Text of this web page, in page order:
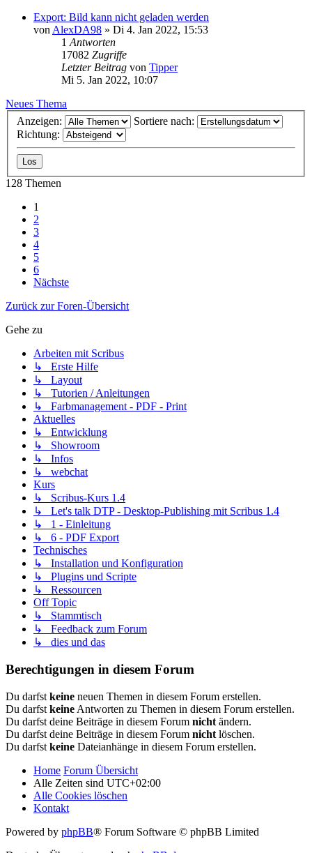
Export: Bild kann nicht geladen werden
von AlexDA98 » Di 4. Jan 2022, 15:53
1 Antworten
17082 Zugriffe
Letzter Beitrag von Tipper
Mi 5. Jan 2022, 10:07
Neues Thema
Anzeigen:
Sortiere nach:
Richtung:
128 Themen
1
2
3
4
5
6
Nächste
Zurück zur Foren-Übersicht
Gehe zu
Arbeiten mit Scribus
↳ Erste Hilfe
↳ Layout
↳ Tutorien / Anleitungen
↳ Farbmanagement - PDF - Print
Aktuelles
↳ Entwicklung
↳ Showroom
↳ Infos
↳ webchat
Kurs
↳ Scribus-Kurs 1.4
↳ Let's talk DTP - Desktop-Publishing mit Scribus 1.4
↳ 1 - Einleitung
↳ 6 - PDF Export
Technisches
↳ Installation und Konfiguration
↳ Plugins und Scripte
↳ Ressourcen
Off Topic
↳ Stammtisch
↳ Feedback zum Forum
↳ dies und das
Berechtigungen in diesem Forum
Du darfst keine neuen Themen in diesem Forum erstellen.
Du darfst keine Antworten zu Themen in diesem Forum erstellen.
Du darfst deine Beiträge in diesem Forum nicht ändern.
Du darfst deine Beiträge in diesem Forum nicht löschen.
Du darfst keine Dateianhänge in diesem Forum erstellen.
Home Forum Übersicht
Alle Zeiten sind UTC+02:00
Alle Cookies löschen
Kontakt
Powered by phpBB® Forum Software © phpBB Limited